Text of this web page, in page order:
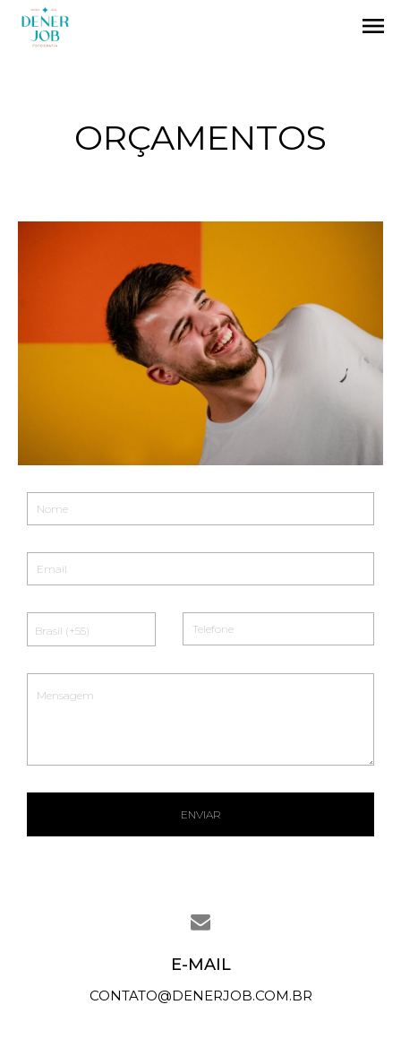
menu
ORÇAMENTOS
ENVIAR
E-MAIL
CONTATO@DENERJOB.COM.BR